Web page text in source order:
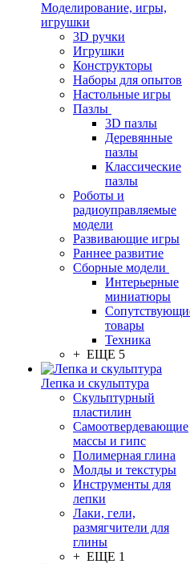
Моделирование, игры,
игрушки
3D ручки
Игрушки
Конструкторы
Наборы для опытов
Настольные игры
Пазлы
3D пазлы
Деревянные
пазлы
Классические
пазлы
Роботы и
радиоуправляемые
модели
Развивающие игры
Раннее развитие
Сборные модели
Интерьерные
миниатюры
товары
Техника
+ ЕЩЕ 5
Лепка и скульптура
Скульптурный
пластилин
Самоотвердевающие
массы и гипс
Полимерная глина
Молды и текстуры
Инструменты для
лепки
Лаки, гели,
размягчители для
глины
+ ЕЩЕ 1